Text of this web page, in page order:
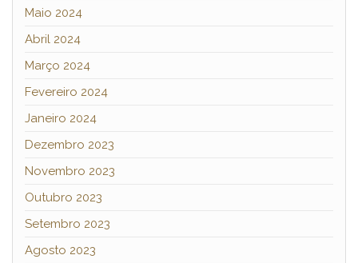
Maio 2024
Abril 2024
Março 2024
Fevereiro 2024
Janeiro 2024
Dezembro 2023
Novembro 2023
Outubro 2023
Setembro 2023
Agosto 2023